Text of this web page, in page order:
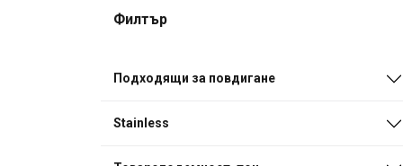
Филтър
Подходящи за повдигане
Stainless